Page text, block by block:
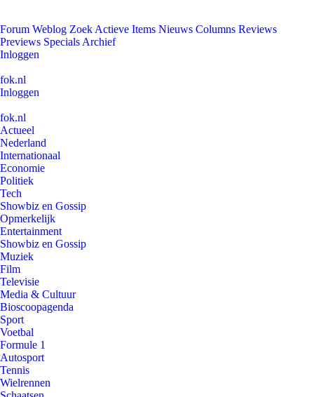
Forum Weblog Zoek Actieve Items Nieuws Columns Reviews
Previews Specials Archief
Inloggen
fok.nl
Inloggen
fok.nl
Actueel
Nederland
Internationaal
Economie
Politiek
Tech
Showbiz en Gossip
Opmerkelijk
Entertainment
Showbiz en Gossip
Muziek
Film
Televisie
Media & Cultuur
Bioscoopagenda
Sport
Voetbal
Formule 1
Autosport
Tennis
Wielrennen